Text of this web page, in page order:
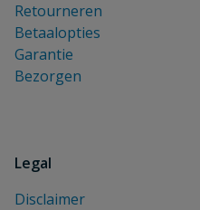
Retourneren
Betaalopties
Garantie
Bezorgen
Legal
Disclaimer